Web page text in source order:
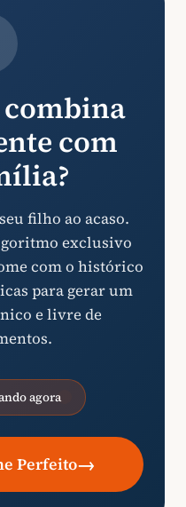
com
filho ao acaso.
exclusivo
com o histórico
para gerar um
e livre de
agora
Perfeito→